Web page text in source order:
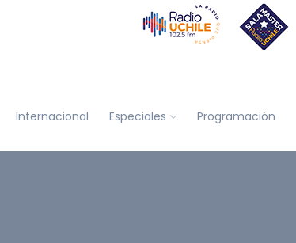
Internacional Especiales Programación